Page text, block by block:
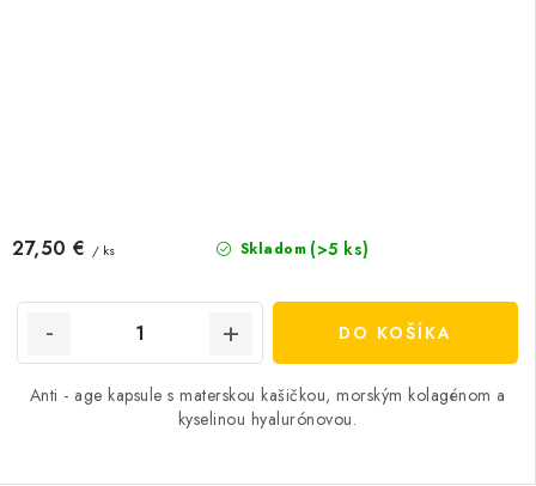
Skladom (>5 ks)
27,50 € / ks
DO KOŠÍKA
Anti - age kapsule s materskou kašičkou, morským kolagénom a
kyselinou hyalurónovou.